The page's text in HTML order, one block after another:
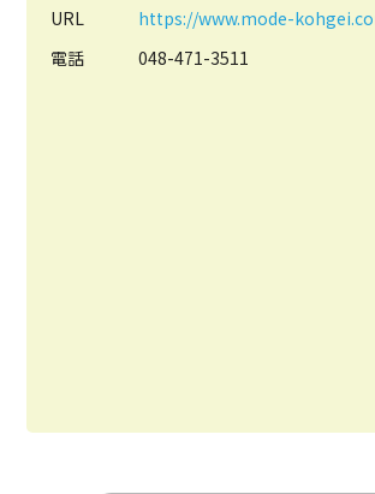
URL
https://www.mode-
電話
048-471-3511